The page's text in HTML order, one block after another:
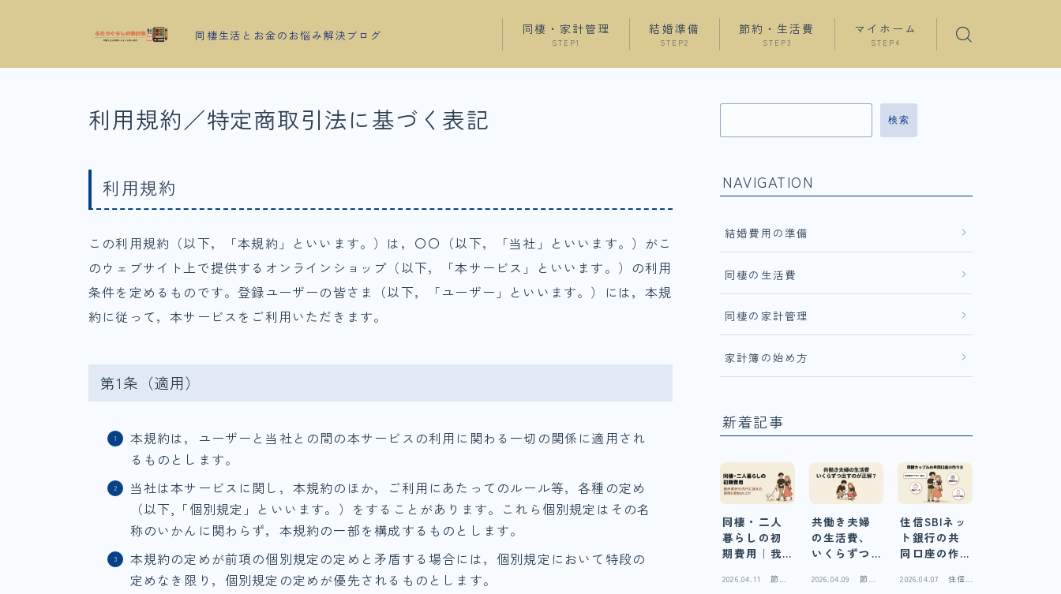
同棲生活とお金のお悩み解決ブログ 同棲・家計管理
STEP1
結婚準備
STEP2
節約・生活費
STEP3
マイホーム
STEP4
利用規約／特定商取引法に基づく表記
利用規約
この利用規約（以下，「本規約」といいます。）は，〇〇（以下，「当社」といいます。）がこ
のウェブサイト上で提供するオンラインショップ（以下，「本サービス」といいます。）の利用
条件を定めるものです。登録ユーザーの皆さま（以下，「ユーザー」といいます。）には，本規
約に従って，本サービスをご利用いただきます。
第1条（適用）
本規約は，ユーザーと当社との間の本サービスの利用に関わる一切の関係に適用され
るものとします。
当社は本サービスに関し，本規約のほか，ご利用にあたってのルール等，各種の定め
（以下,「個別規定」といいます。）をすることがあります。これら個別規定はその名
称のいかんに関わらず，本規約の一部を構成するものとします。
本規約の定めが前項の個別規定の定めと矛盾する場合には，個別規定において特段の
定めなき限り，個別規定の定めが優先されるものとします。
検索
NAVIGATION
結婚費用の準備
同棲の生活費
同棲の家計管理
家計簿の始め方
新着記事
同棲・二人
暮らしの初
期費用｜我
円に抑えた
2026.04.11
節
共働き夫婦
の生活費、
いくらずつ
解？実例と3
2026.04.09
節
住信SBIネッ
ト銀行の共
同口座の作
カップル
2026.04.07
住信